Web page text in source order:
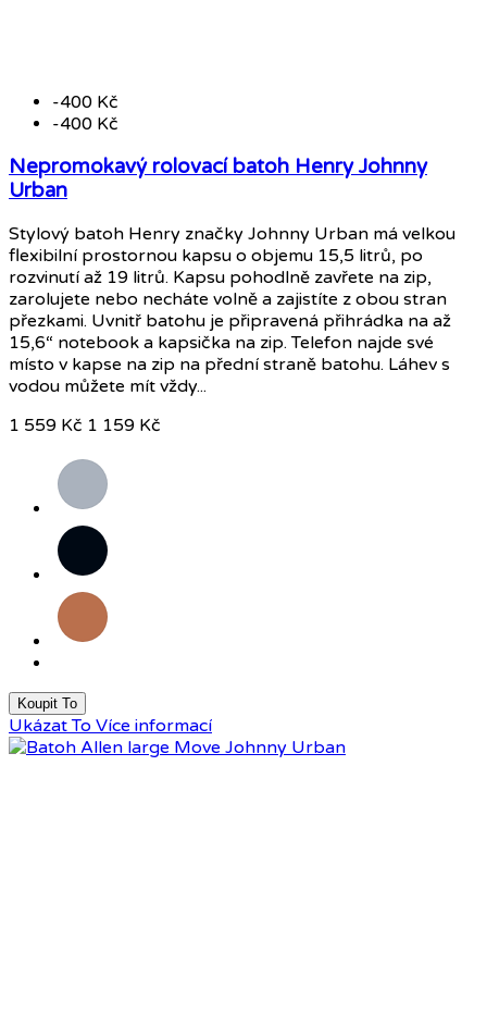
-400 Kč
-400 Kč
Nepromokavý rolovací batoh Henry Johnny
Urban
Stylový batoh Henry značky Johnny Urban má velkou
flexibilní prostornou kapsu o objemu 15,5 litrů, po
rozvinutí až 19 litrů. Kapsu pohodlně zavřete na zip,
zarolujete nebo necháte volně a zajistíte z obou stran
přezkami. Uvnitř batohu je připravená přihrádka na až
15,6“ notebook a kapsička na zip. Telefon najde své
místo v kapse na zip na přední straně batohu. Láhev s
vodou můžete mít vždy...
1 559 Kč 1 159 Kč
Šedá
Černá
Karamelová
Koupit To
Ukázat To Více informací